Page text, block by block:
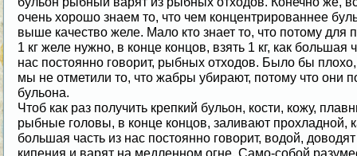
очень хорошо знаем то, что чем концентрированнее
выше качество желе. Мало кто знает то, что потому для
1 кг желе нужно, в конце концов, взять 1 кг, как большая
нас постоянно говорит, рыбных отходов. Было бы
мы не отметили то, что жабры убирают, потому что они
бульона.
Чтоб как раз получить крепкий бульон, кости, кожу,
рыбные головы, в конце концов, заливают прохладной,
большая часть из нас постоянно говорит, водой,
кипения и варят на медленном огне. Само-собой